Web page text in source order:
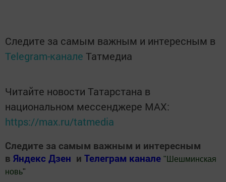
Следите за самым важным и интересным в
Telegram-канале Татмедиа
Читайте новости Татарстана в
национальном мессенджере MАХ:
https://max.ru/tatmedia
Следите за самым важным и интересным
в Яндекс Дзен и Телеграм канале " Шешминская
новь"